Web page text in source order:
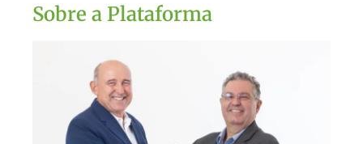
Sobre a Plataforma